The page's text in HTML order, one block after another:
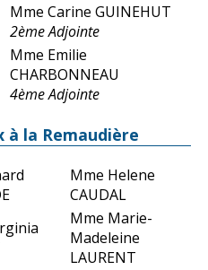
Mme Carine GUINEHUT
2ème Adjointe
Mme Emilie
CHARBONNEAU
4ème Adjointe
à la Remaudière
Mme Helene
CAUDAL
Mme Marie-
Madeleine
LAURENT